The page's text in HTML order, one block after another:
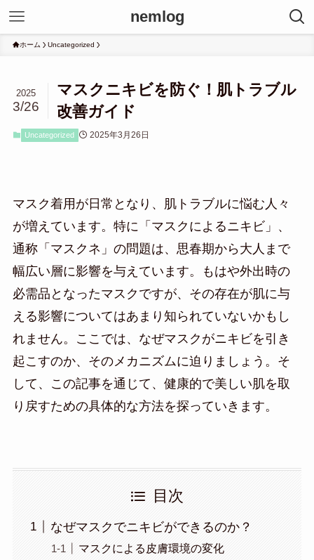
nemlog
ホーム Uncategorized
マスクニキビを防ぐ！肌トラブル
改善ガイド
2025
3/26
Uncategorized 2025年3月26日
マスク着用が日常となり、肌トラブルに悩む人々
が増えています。特に「マスクによるニキビ」、
通称「マスクネ」の問題は、思春期から大人まで
幅広い層に影響を与えています。もはや外出時の
必需品となったマスクですが、その存在が肌に与
える影響についてはあまり知られていないかもし
れません。ここでは、なぜマスクがニキビを引き
起こすのか、そのメカニズムに迫りましょう。そ
して、この記事を通じて、健康的で美しい肌を取
り戻すための具体的な方法を探っていきます。
目次
なぜマスクでニキビができるのか？
マスクによる皮膚環境の変化